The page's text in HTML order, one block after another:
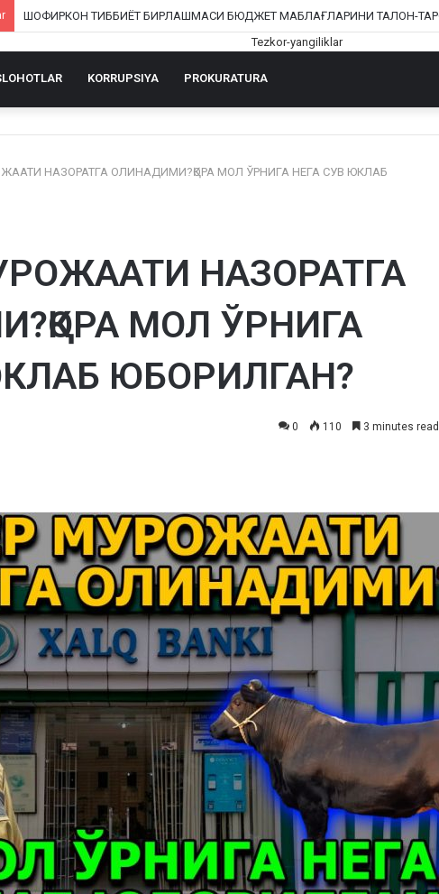
KORRUPSIYA PROKURATURA
НАЗОРАТГА ОЛИНАДИМИ?ҚОРА МОЛ ЎРНИГА НЕГА СУВ ЮКЛАБ
НАЗОРАТГА
МОЛ ЎРНИГА
ЮБОРИЛГАН?
0 110 3 minutes read